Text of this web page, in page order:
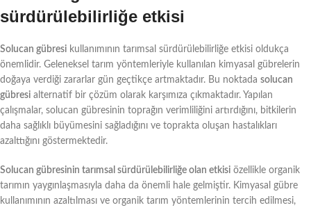
sürdürülebilirliğe etkisi
Solucan gübresi kullanımının tarımsal sürdürülebilirliğe etkisi oldukça
önemlidir. Geleneksel tarım yöntemleriyle kullanılan kimyasal gübrelerin
doğaya verdiği zararlar gün geçtikçe artmaktadır. Bu noktada solucan
gübresi alternatif bir çözüm olarak karşımıza çıkmaktadır. Yapılan
çalışmalar, solucan gübresinin toprağın verimliliğini artırdığını, bitkilerin
daha sağlıklı büyümesini sağladığını ve toprakta oluşan hastalıkları
azalttığını göstermektedir.
Solucan gübresinin tarımsal sürdürülebilirliğe olan etkisi özellikle organik
tarımın yaygınlaşmasıyla daha da önemli hale gelmiştir. Kimyasal gübre
kullanımının azaltılması ve organik tarım yöntemlerinin tercih edilmesi,